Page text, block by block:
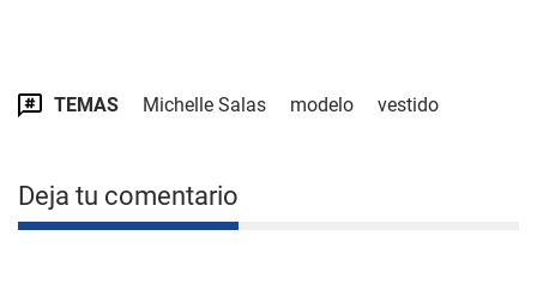
TEMAS Michelle Salas modelo vestido
Deja tu comentario